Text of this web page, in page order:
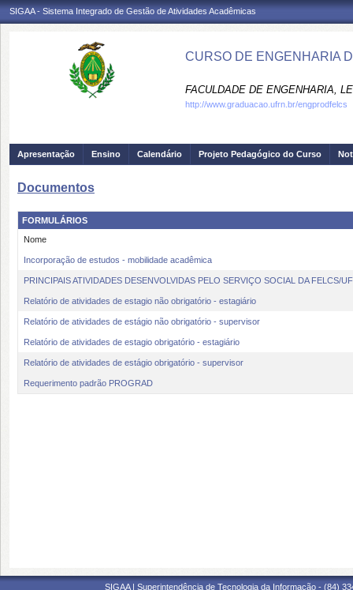
SIGAA - Sistema Integrado de Gestão de Atividades Acadêmicas
CURSO DE ENGENHARIA
FACULDADE DE ENGENHARIA,
http://www.graduacao.ufrn.br/engprodfelcs
Apresentação Ensino Calendário Projeto Pedagógico do Curso
Documentos
FORMULÁRIOS
Nome
Incorporação de estudos - mobilidade acadêmica
PRINCIPAIS ATIVIDADES DESENVOLVIDAS PELO SERVIÇO SOCIAL DA FELCS/
Relatório de atividades de estagio não obrigatório - estagiário
Relatório de atividades de estágio não obrigatório - supervisor
Relatório de atividades de estagio obrigatório - estagiário
Relatório de atividades de estágio obrigatório - supervisor
Requerimento padrão PROGRAD
SIGAA | Superintendência de Tecnologia da Informação - (84)